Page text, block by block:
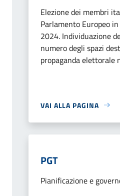
Elezione dei membri
Parlamento Europeo
2024. Individuazione
numero degli spazi
propaganda elettorale
VAI ALLA PAGINA
PGT
Pianificazione e